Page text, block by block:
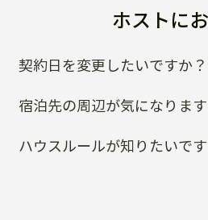
ホストに
契約日を変更したいですか？
宿泊先の周辺が気になりま
ハウスルールが知りたいで